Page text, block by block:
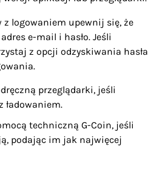
z logowaniem upewnij się, że
e-mail i hasło. Jeśli
z opcji odzyskiwania hasła
przeglądarki, jeśli
ładowaniem.
techniczną G-Coin, jeśli
podając im jak najwięcej